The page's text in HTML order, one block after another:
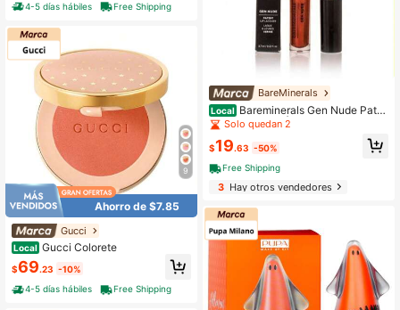
4-5 días hábiles
Free Shipping
9
Ahorro de $7.85
Gucci
Local Gucci Colorete
$69.23 -10%
4-5 días hábiles
Free Shipping
BareMinerals
Local Bareminerals Gen Nude Pate
nt Lip Lacquer Ámbar 0,12 Oz (3,7
ml) Maquillaje
Solo quedan 2
$19.63 -50%
Free Shipping
3Hay otros vendedores